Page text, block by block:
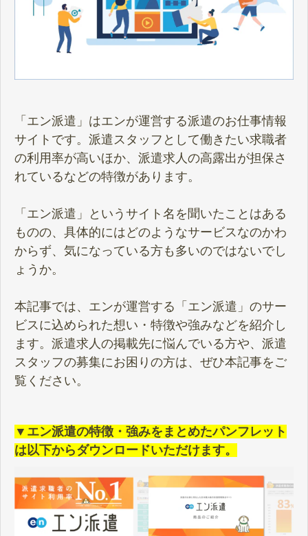
「エン派遣」はエンが運営する派遣のお仕事情報
サイトです。派遣スタッフとして働きたい求職者
の利用率が高いほか、派遣求人の高露出が担保さ
れているなどの特徴があります。
「エン派遣」というサイト名を聞いたことはある
ものの、具体的にはどのようなサービスなのかわ
からず、気になっている方も多いのではないでし
ょうか。
本記事では、エンが運営する「エン派遣」のサー
ビスに込められた想い・特徴や強みなどを紹介し
ます。派遣求人の掲載先に悩んでいる方や、派遣
スタッフの募集にお困りの方は、ぜひ本記事をご
覧ください。
▼エン派遣の特徴・強みをまとめたパンフレット
は以下からダウンロードいただけます。